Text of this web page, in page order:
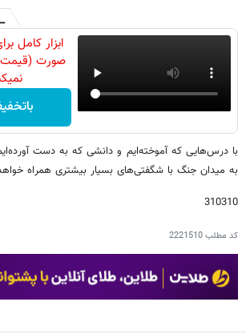
ابزار کامل
صورت (قیمت
با درس‌هایی که آموخته‌ایم و دانشی که به دست
به میدان جنگ با شگفتی‌های بسیار بیشتری همراه
310310
کد مطلب2221510